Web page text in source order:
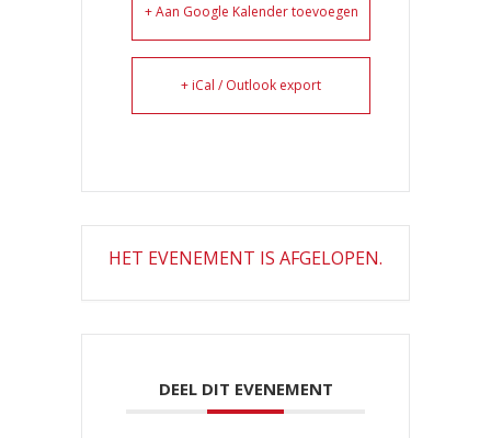
+ Aan Google Kalender toevoegen
+ iCal / Outlook export
HET EVENEMENT IS AFGELOPEN.
DEEL DIT EVENEMENT